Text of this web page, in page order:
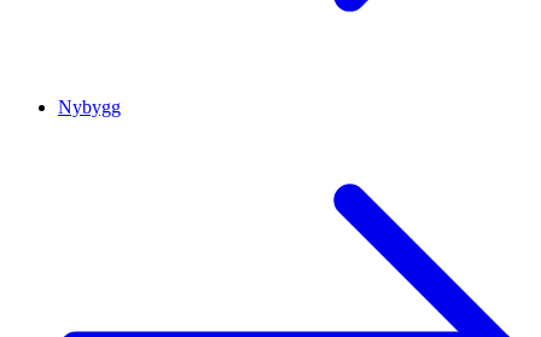
Nybygg